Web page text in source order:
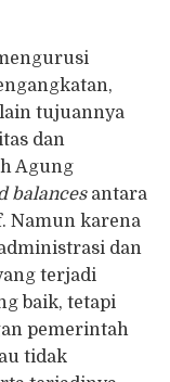
tujuannya
dan
Agung
balances antara
Namun karena
dan
terjadi
baik, tetapi
pemerintah
tidak